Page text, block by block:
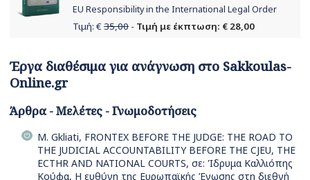
EU Responsibility in the International Legal Order
Τιμή: € 35,00 - Τιμή με έκπτωση: € 28,00
Έργα διαθέσιμα για ανάγνωση στο Sakkoulas-
Online.gr
Άρθρα - Μελέτες - Γνωμοδοτήσεις
M. Gkliati, FRONTEX BEFORE THE JUDGE: THE ROAD TO
THE JUDICIAL ACCOUNTABILITY BEFORE THE CJEU, THE
ECTHR AND NATIONAL COURTS, σε: Ίδρυμα Καλλιόπης
Κούφα, Η ευθύνη της Ευρωπαϊκής Ένωσης στη διεθνή